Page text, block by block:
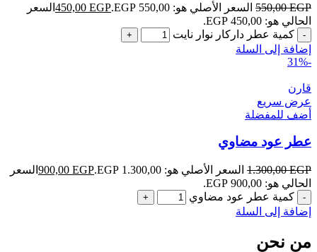
550,00EGP السعر الأصلي هو: 550,00 EGP. 450,00 EGP
السعر
الحالي هو: 450,00 EGP.
كمية عطر داركار نوار نايت
إضافة إلى السلة
-31%
قارن
عرض سريع
أضف للمفضلة
عطر عود مضاوي
1.300,00EGP السعر الأصلي هو: 1.300,00 EGP. 900,00 EGP
السعر
الحالي هو: 900,00 EGP.
كمية عطر عود مضاوي
إضافة إلى السلة
من نحن